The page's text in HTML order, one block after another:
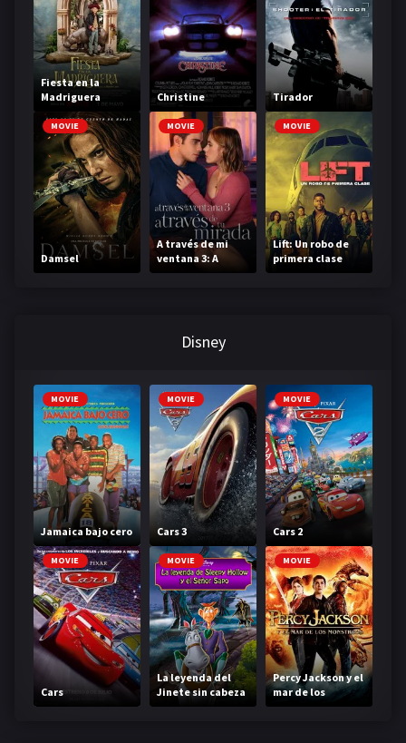
Fiesta en la
Madriguera
Christine Tirador
MOVIE
Damsel
MOVIE
A través de mi
ventana 3: A
través de tu
MOVIE
Lift: Un robo de
primera clase
Disney
MOVIE
Jamaica bajo cero
MOVIE
Cars 3
MOVIE
Cars 2
MOVIE
Cars
MOVIE
La leyenda del
Jinete sin cabeza
MOVIE
Percy Jackson y el
mar de los
monstruos